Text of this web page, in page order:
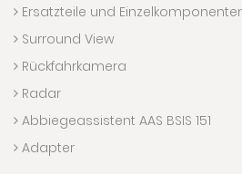
Ersatzteile und
Surround View
Rückfahrkamera
Radar
Abbiegeassistent AAS BSIS 151
Adapter